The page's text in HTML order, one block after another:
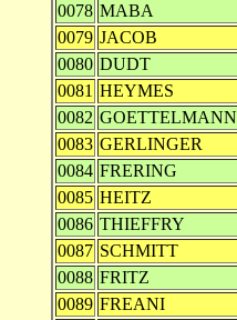
0078 MABA
0079 JACOB
0080 DUDT
0081 HEYMES
0082 GOETTELMANN
0083 GERLINGER
0084 FRERING
0085 HEITZ
0086 THIEFFRY
0087 SCHMITT
0088 FRITZ
0089 FREANI